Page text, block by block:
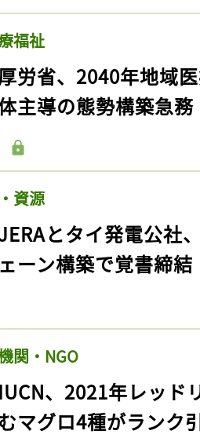
福祉
厚労省、2040年地域
主導の態勢構築急務
資源
JERAとタイ発電公社
ーン構築で覚書締結
関・NGO
IUCN、2021年レッ
マグロ4種がランク